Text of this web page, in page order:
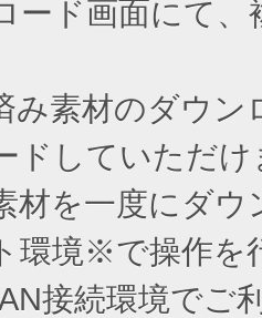
ード画面にて
み素材のダウ
ドしていただけ
材を一度にダ
環境※で操作を
接続環境でご